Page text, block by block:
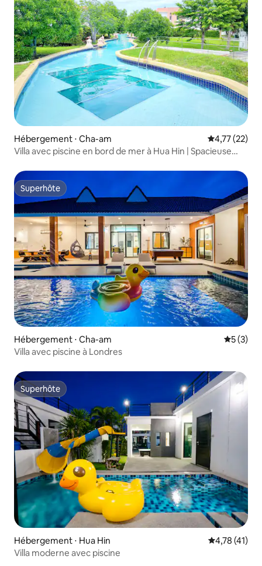
Hébergement ⋅ Cha-am Évaluation
4,77 (22)
Villa avec piscine en bord de mer à Hua Hin | Spacieuse
Superhôte
Superhôte
Hébergement ⋅ Cha-am
5 (3)
Villa avec piscine à Londres
Superhôte
Superhôte
Hébergement ⋅ Hua Hin Évaluation
4,78 (41)
Villa moderne avec piscine